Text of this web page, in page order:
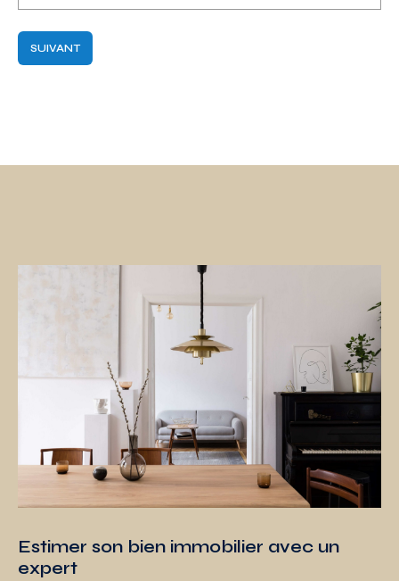
Estimer son bien immobilier avec un
expert